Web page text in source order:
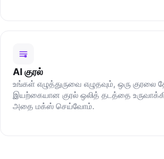
AI குரல்
உங்கள் எழுத்துருவை எழுதவும், ஒரு குரலை
இயற்கையான குரல் ஒலித் தடத்தை
அதை மக்ஸ் செய்வோம்.